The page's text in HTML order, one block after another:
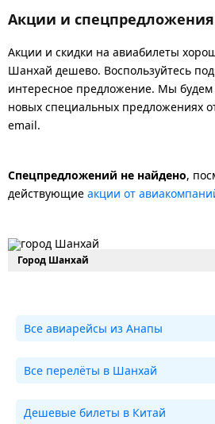
Акции и спецпредложения
Акции и скидки на авиабилеты
Шанхай дешево. Воспользуйтесь
интересное предложение. Мы будем
новых специальных предложениях
email.
Спецпредложений не найдено,
действующие акции от
Город Шанхай
Все авиарейсы из Анапы
Все перелёты в Шанхай
Дешевые билеты в Китай